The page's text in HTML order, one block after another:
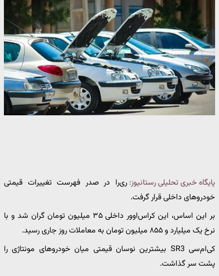
پایگاه خبری تحلیلی رستانیوز: ری‌را در صدر فهرست تغییرات قیمتی
خودروهای داخلی قرار گرفت.
بر این اساس، این کراس‌اوور داخلی ۳۵ میلیون تومان گران شد و با
نرخ یک میلیارد و ۸۵۵ میلیون تومان به معاملات روز جاری رسید.
کی‌ام‌سی SR3 بیشترین نوسان قیمتی میان خودروهای مونتاژی را
پشت سر گذاشت.